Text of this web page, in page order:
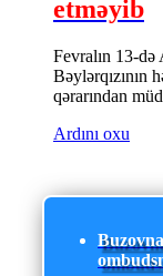
etməyib
Fevralın 13-
Bəylərqızının
qərarından
Ardını oxu